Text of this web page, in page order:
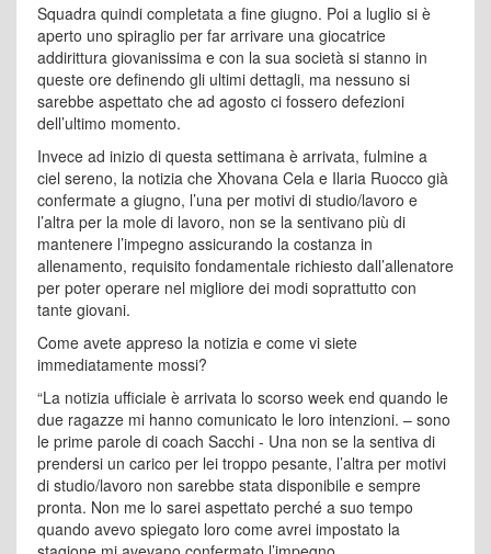
Squadra quindi completata a fine giugno. Poi a luglio si è
aperto uno spiraglio per far arrivare una giocatrice
addirittura giovanissima e con la sua società si stanno in
queste ore definendo gli ultimi dettagli, ma nessuno si
sarebbe aspettato che ad agosto ci fossero defezioni
dell’ultimo momento.
Invece ad inizio di questa settimana è arrivata, fulmine a
ciel sereno, la notizia che Xhovana Cela e Ilaria Ruocco già
confermate a giugno, l’una per motivi di studio/lavoro e
l’altra per la mole di lavoro, non se la sentivano più di
mantenere l’impegno assicurando la costanza in
allenamento, requisito fondamentale richiesto dall’allenatore
per poter operare nel migliore dei modi soprattutto con
tante giovani.
Come avete appreso la notizia e come vi siete
immediatamente mossi?
“La notizia ufficiale è arrivata lo scorso week end quando le
due ragazze mi hanno comunicato le loro intenzioni. – sono
le prime parole di coach Sacchi - Una non se la sentiva di
prendersi un carico per lei troppo pesante, l’altra per motivi
di studio/lavoro non sarebbe stata disponibile e sempre
pronta. Non me lo sarei aspettato perché a suo tempo
quando avevo spiegato loro come avrei impostato la